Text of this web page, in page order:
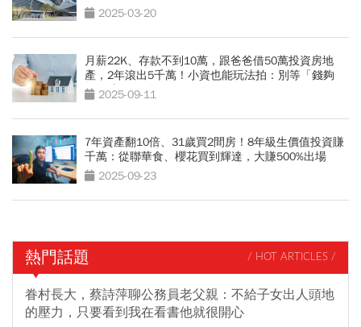
2025-03-20
月薪22K、存款不到10萬，跟爸爸借50萬投資房地
產，2年滾出5千萬！小資也能玩法拍：別等「錢夠
了」才開始
2025-09-11
7年資產翻10倍、31歲買2間房！8年級生價值投資賺
千萬：從聯華食、櫻花買到輝達，大賺500%出場
2025-09-23
熱門話題 / HOT ARTICLES /
眷村長大，蔡詩萍聊公務員老父親：不給子女出人頭地
的壓力，只要看到我在看書他就很開心